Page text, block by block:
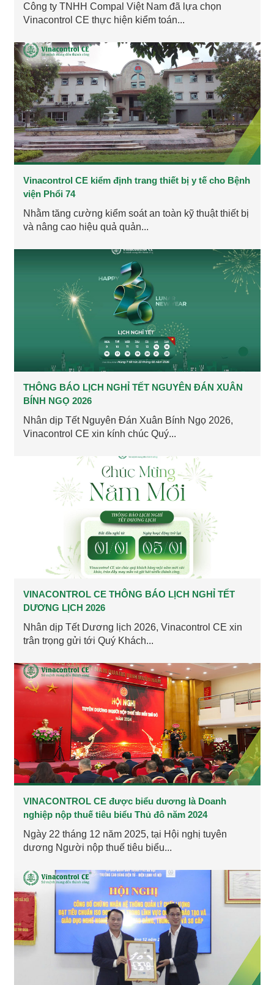
Công ty TNHH Compal Việt Nam đã lựa chọn
Vinacontrol CE thực hiện kiểm toán...
Vinacontrol CE kiểm định trang thiết bị y tế cho Bệnh
viện Phổi 74
Nhằm tăng cường kiểm soát an toàn kỹ thuật thiết bị
và nâng cao hiệu quả quản...
THÔNG BÁO LỊCH NGHỈ TẾT NGUYÊN ĐÁN XUÂN
BÍNH NGỌ 2026
Nhân dịp Tết Nguyên Đán Xuân Bính Ngọ 2026,
Vinacontrol CE xin kính chúc Quý...
VINACONTROL CE THÔNG BÁO LỊCH NGHỈ TẾT
DƯƠNG LỊCH 2026
Nhân dịp Tết Dương lịch 2026, Vinacontrol CE xin
trân trọng gửi tới Quý Khách...
VINACONTROL CE được biểu dương là Doanh
nghiệp nộp thuế tiêu biểu Thủ đô năm 2024
Ngày 22 tháng 12 năm 2025, tại Hội nghị tuyên
dương Người nộp thuế tiêu biểu...